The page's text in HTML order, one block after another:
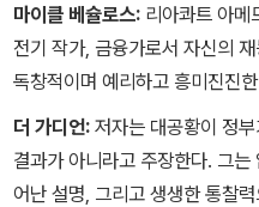
마이클 베슐로스: 리아콰트 아메
전기 작가, 금융가로서 자신의
독창적이며 예리하고 흥미진진
을 미치고 있는 세계 경제사의
세계의 기원과 흐름에 대해 알고
이다.
더 가디언: 저자는 대공황이 정
결과가 아니라고 주장한다. 그
어난 설명, 그리고 생생한 통찰